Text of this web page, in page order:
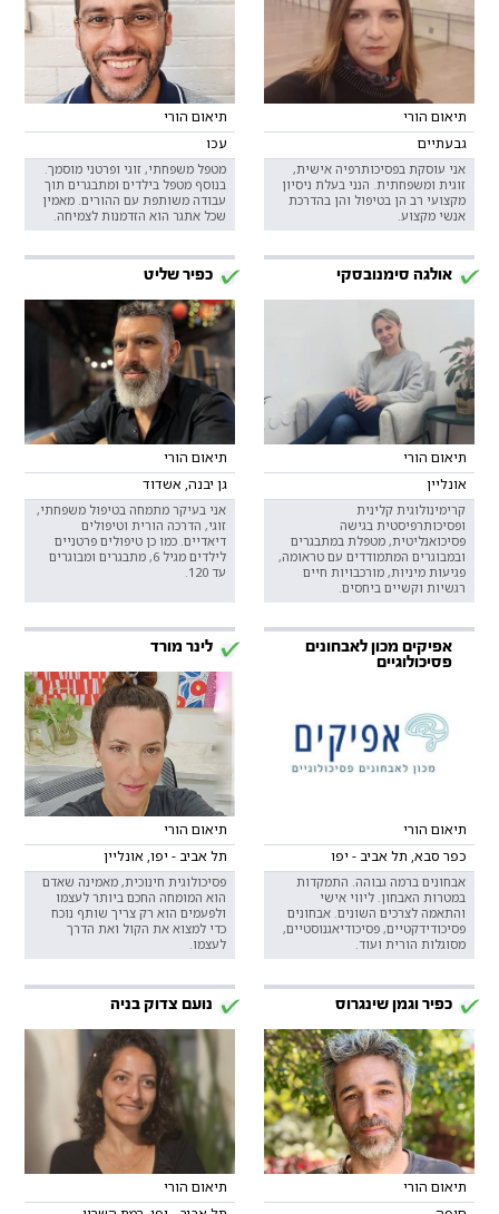
תיאום הורי
גבעתיים
אני עוסקת בפסיכותרפיה אישית,
זוגית ומשפחתית. הנני בעלת ניסיון
מקצועי רב הן בטיפול והן בהדרכת
אנשי מקצוע.
תיאום הורי
עכו
מטפל משפחתי, זוגי ופרטני מוסמך.
בנוסף מטפל בילדים ומתבגרים תוך
עבודה משותפת עם ההורים. מאמין
שכל אתגר הוא הזדמנות לצמיחה.
אולגה סימנובסקי
תיאום הורי
אונליין
קרימינולוגית קלינית
ופסיכותרפיסטית בגישה
פסיכואנליטית, מטפלת במתבגרים
ובמבוגרים המתמודדים עם טראומה,
פגיעות מיניות, מורכבויות חיים
רגשיות וקשיים ביחסים.
כפיר שליט
תיאום הורי
גן יבנה, אשדוד
אני בעיקר מתמחה בטיפול משפחתי,
זוגי, הדרכה הורית וטיפולים
דיאדיים. כמו כן טיפולים פרטניים
לילדים מגיל 6, מתבגרים ומבוגרים
עד 120.
אפיקים מכון לאבחונים
פסיכולוגיים
תיאום הורי
כפר סבא, תל אביב - יפו
אבחונים ברמה גבוהה. התמקדות
במטרות האבחון. ליווי אישי
והתאמה לצרכים השונים. אבחונים
פסיכודידקטיים, פסיכודיאגנוסטיים,
מסוגלות הורית ועוד.
לינר מורד
תיאום הורי
תל אביב - יפו, אונליין
פסיכולוגית חינוכית, מאמינה שאדם
הוא המומחה החכם ביותר לעצמו
ולפעמים הוא רק צריך שותף נוכח
כדי למצוא את הקול ואת הדרך
לעצמו.
כפיר וגמן שינגרוס
תיאום הורי
נועם צדוק בניה
תיאום הורי